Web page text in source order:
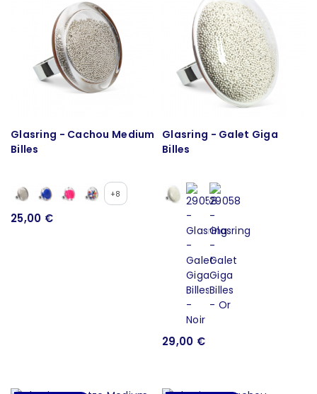
Glasring - Cachou Medium
Billes
+8
25,00 €
Glasring - Galet Giga
Billes
29,00 €